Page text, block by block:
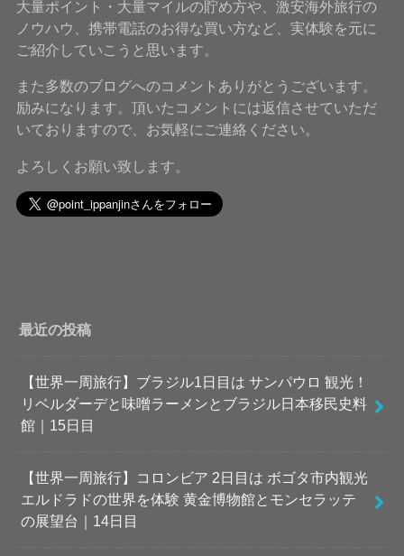
大量ポイント・大量マイルの貯め方や、激安海外旅行の
ノウハウ、携帯電話のお得な買い方など、実体験を元に
ご紹介していこうと思います。
また多数のブログへのコメントありがとうございます。
励みになります。頂いたコメントには返信させていただ
いておりますので、お気軽にご連絡ください。
よろしくお願い致します。
最近の投稿
【世界一周旅行】ブラジル1日目は サンパウロ 観光！
リベルダーデと味噌ラーメンとブラジル日本移民史料
館｜15日目
【世界一周旅行】コロンビア 2日目は ボゴタ市内観光
エルドラドの世界を体験 黄金博物館とモンセラッテ
の展望台｜14日目